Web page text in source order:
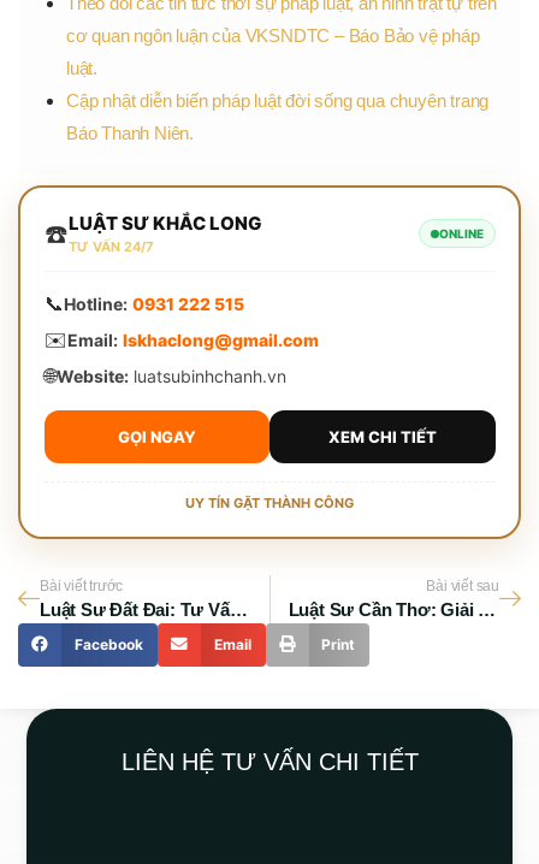
cơ quan ngôn luận của VKSNDTC – Báo Bảo vệ pháp
luật.
Cập nhật diễn biến pháp luật đời sống qua chuyên trang
Báo Thanh Niên.
☎️LUẬT SƯ KHẮC LONG
TƯ VẤN 24/7
ONLINE
📞Hotline: 0931 222 515
✉️Email: lskhaclong@gmail.com
🌐Website:luatsubinhchanh.vn
GỌI NGAY XEM CHI TIẾT
UY TÍN GẶT THÀNH CÔNG
Bài viết trước
Luật Sư Đất Đai: Tư Vấn Cấp Sổ Đỏ Cho Đất Giao Trái Thẩm Quyền
Bài viết sau
Luật Sư Cần Thơ: Giải Quyết Tranh Chấp Đất Nông Nghiệp & Hợp Đồng
Facebook Email Print
LIÊN HỆ TƯ VẤN CHI TIẾT